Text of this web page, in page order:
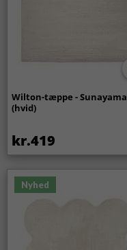
Wilton-tæppe - Sunayama
(hvid)
kr.419
Nyhed